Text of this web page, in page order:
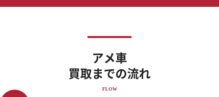
アメ車
買取までの流れ
FLOW